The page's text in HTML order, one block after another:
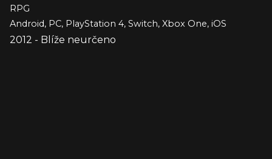
RPG
Android, PC, PlayStation 4, Switch, Xbox One, iOS
2012 - Blíže neurčeno